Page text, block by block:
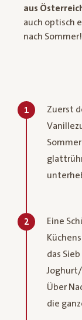
aus
auch optisch
nach Sommer!
1
Zuerst
2
Eine
das
Über
die